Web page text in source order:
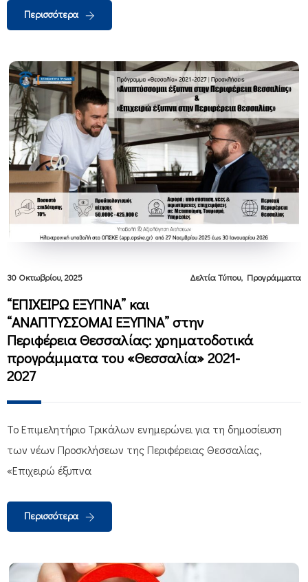
Περισσότερα
30 Οκτωβρίου, 2025 Δελτία Τύπου, Προγράμματα
“ΕΠΙΧΕΙΡΩ ΕΞΥΠΝΑ” και
“ΑΝΑΠΤΥΣΣΟΜΑΙ ΕΞΥΠΝΑ” στην
Περιφέρεια Θεσσαλίας: χρηματοδοτικά
προγράμματα του «Θεσσαλία» 2021-
2027
Το Επιμελητήριο Τρικάλων ενημερώνει για τη δημοσίευση
των νέων Προσκλήσεων της Περιφέρειας Θεσσαλίας,
«Επιχειρώ έξυπνα
Περισσότερα